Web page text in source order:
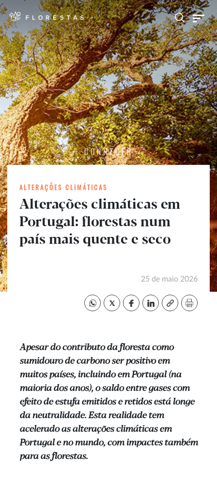
CONHECER
ALTERAÇÕES CLIMÁTICAS
Alterações climáticas em
Portugal: florestas num
país mais quente e seco
25 de maio 2026
Apesar do contributo da floresta como
sumidouro de carbono ser positivo em
muitos países, incluindo em Portugal (na
maioria dos anos), o saldo entre gases com
efeito de estufa emitidos e retidos está longe
da neutralidade. Esta realidade tem
acelerado as alterações climáticas em
Portugal e no mundo, com impactes também
para as florestas.